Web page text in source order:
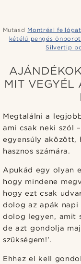
Mutasd Montréal
kétélű pengés
Silvertip
MIT
Megtalálni a
ami csak neki szól
egyensúly aközött,
hasznos számára.
Apukád egy olyan
hogy mindene
hogy ezt csak
dolog az apák napi
dolog legyen, amit
de azt gondolja
szükségem!'.
Ehhez el kell